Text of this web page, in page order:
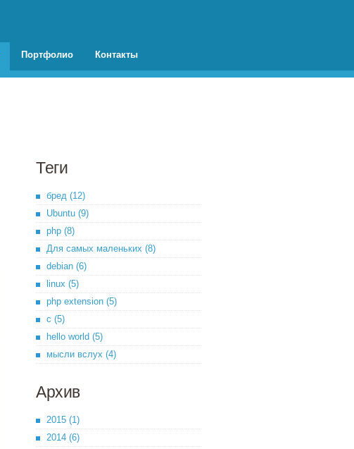
Портфолио Контакты
Теги
бред (12)
Ubuntu (9)
php (8)
Для самых маленьких (8)
debian (6)
linux (5)
php extension (5)
c (5)
hello world (5)
мысли вслух (4)
Архив
2015 (1)
2014 (6)